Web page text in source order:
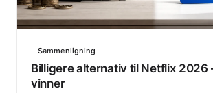
Sammenligning
Billigere alternativ til Netflix 2026
vinner